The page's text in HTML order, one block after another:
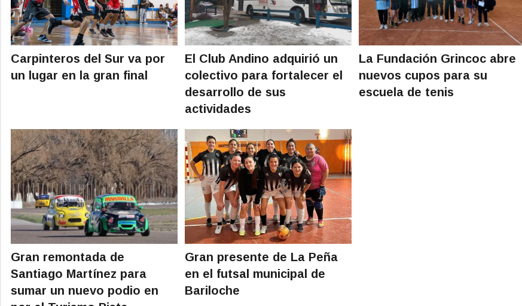
Carpinteros del Sur va por
un lugar en la gran final
El Club Andino adquirió un
colectivo para fortalecer el
desarrollo de sus
actividades
La Fundación Grincoc abre
nuevos cupos para su
escuela de tenis
Gran remontada de
Santiago Martínez para
sumar un nuevo podio en
Gran presente de La Peña
en el futsal municipal de
Bariloche